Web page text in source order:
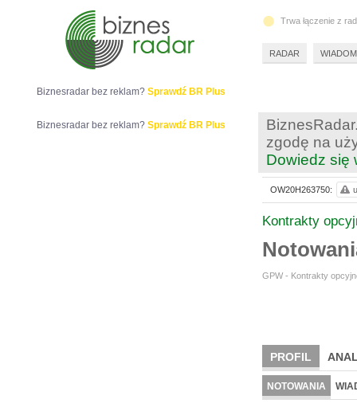
zgodę na
Dowiedz się
Kontrakty
GPW - Kontrakty
PROFIL
NOTOWANIA
OW20H263750:
Biznesradar bez reklam? Sprawdź BR Plus
Biznesradar bez reklam? Sprawdź BR Plus
Trwa łączenie z
RADAR